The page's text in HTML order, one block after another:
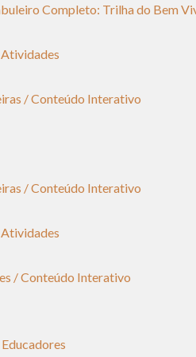
Completo: Trilha do Bem
Atividades
/ Conteúdo Interativo
/ Conteúdo Interativo
Atividades
/ Conteúdo Interativo